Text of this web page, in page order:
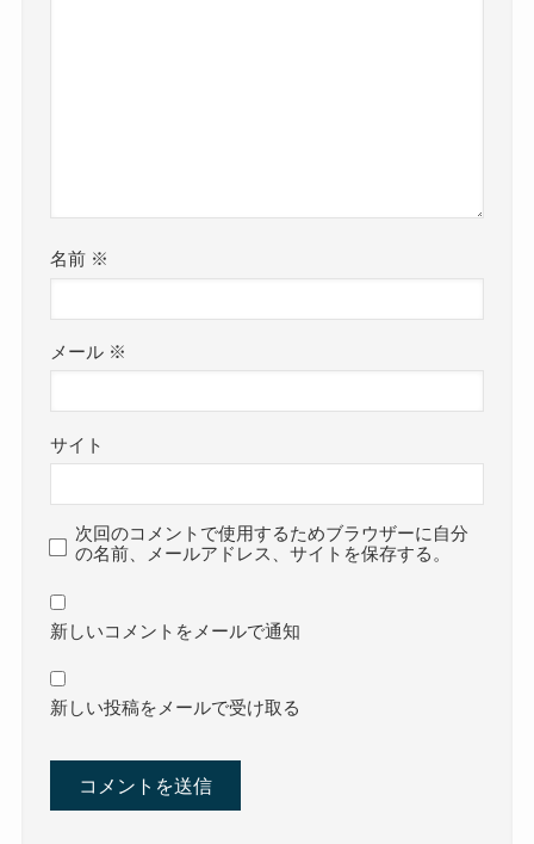
名前 ※
メール ※
サイト
次回のコメントで使用するためブラウザーに自分
の名前、メールアドレス、サイトを保存する。
新しいコメントをメールで通知
新しい投稿をメールで受け取る